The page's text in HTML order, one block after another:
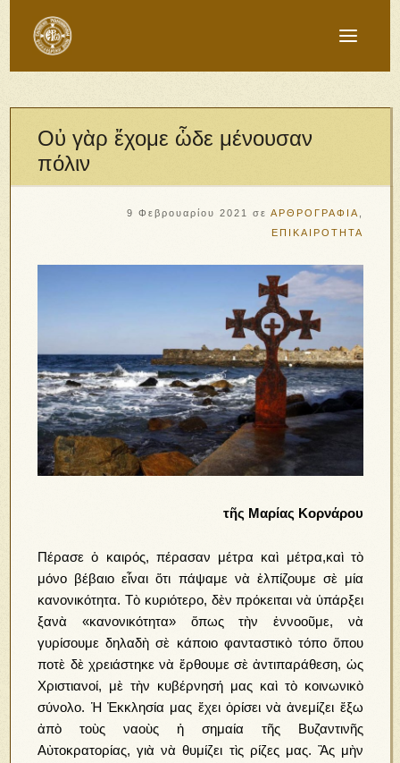
Οὐ γὰρ ἔχομε ὧδε μένουσαν
πόλιν
9 Φεβρουαρίου 2021 σε ΑΡΘΡΟΓΡΑΦΙΑ
ΕΠΙΚΑΙΡΟΤΗΤΑ
τῆς Μαρίας Κορνάρου
Πέρασε ὁ καιρός, πέρασαν μέτρα καὶ μέτρα,καὶ τὸ
μόνο βέβαιο εἶναι ὅτι πάψαμε νὰ ἐλπίζουμε σὲ μία
κανονικότητα. Τὸ κυριότερο, δὲν πρόκειται νὰ ὑπάρξει
ξανὰ «κανονικότητα» ὅπως τὴν ἐννοοῦμε, νὰ
γυρίσουμε δηλαδὴ σὲ κάποιο φανταστικὸ τόπο ὅπου
ποτὲ δὲ χρειάστηκε νὰ ἔρθουμε σὲ ἀντιπαράθεση, ὡς
Χριστιανοί, μὲ τὴν κυβέρνησή μας καὶ τὸ κοινωνικὸ
σύνολο. Ἡ Ἐκκλησία μας ἔχει ὁρίσει νὰ ἀνεμίζει ἔξω
ἀπὸ τοὺς ναοὺς ἡ σημαία τῆς Βυζαντινῆς
Αὐτοκρατορίας, γιὰ νὰ θυμίζει τὶς ρίζες μας. Ἂς μὴν